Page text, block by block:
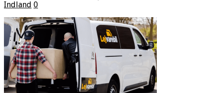
Indland 0